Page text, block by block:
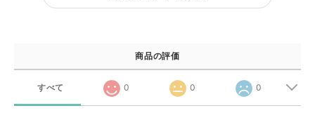
商品の評価
すべて 0 0 0